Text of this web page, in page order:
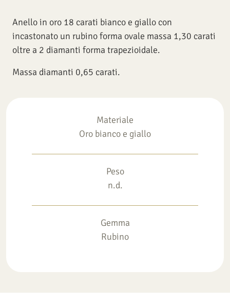
Anello in oro 18 carati bianco e giallo con
incastonato un rubino forma ovale massa 1,30 carati
oltre a 2 diamanti forma trapezioidale.
Massa diamanti 0,65 carati.
Materiale
Oro bianco e giallo
Peso
n.d.
Gemma
Rubino